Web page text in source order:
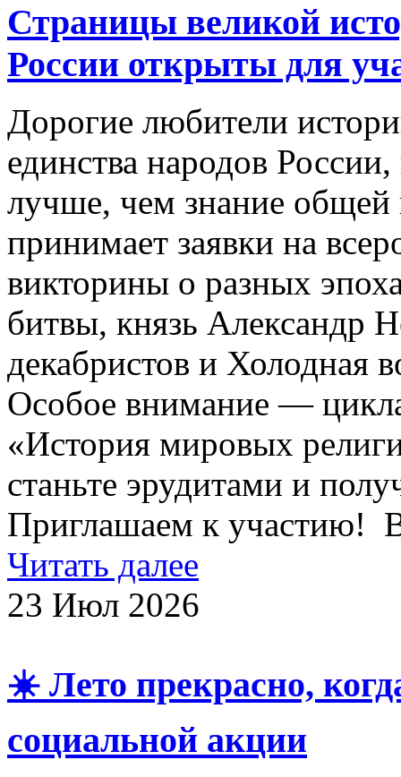
Страницы великой
России открыты для
Дорогие любители
единства народов
лучше, чем знание
принимает заявки на
викторины о разных
битвы, князь Александр
декабристов и Холодная
Особое внимание —
«История мировых
станьте эрудитами и
Приглашаем к участию!
Читать далее
23 Июл 2026
☀️ Лето прекрасно,
социальной акции